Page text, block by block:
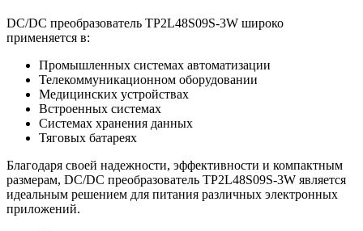
DC/DC преобразователь TP2L48S09S-3W широко
применяется в:
Промышленных системах автоматизации
Телекоммуникационном оборудовании
Медицинских устройствах
Встроенных системах
Системах хранения данных
Тяговых батареях
Благодаря своей надежности, эффективности и компактным
размерам, DC/DC преобразователь TP2L48S09S-3W является
идеальным решением для питания различных электронных
приложений.